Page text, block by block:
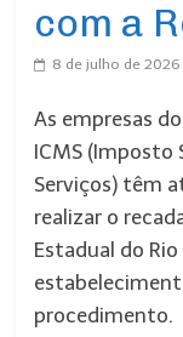
com a
8 de julho de 2026
As empresas
ICMS (Imposto
Serviços) têm
realizar o
Estadual do
procedimento.